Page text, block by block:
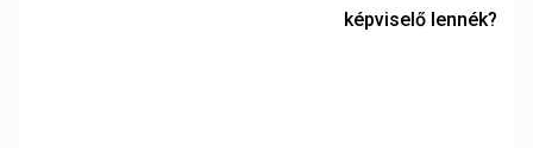
képviselő lennék?